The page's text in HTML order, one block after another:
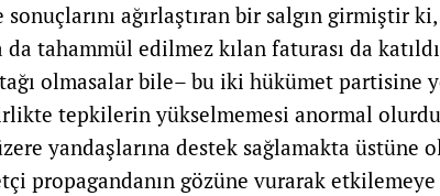
ağırlaştıran bir salgın girmiştir
tahammül edilmez kılan faturası da
olmasalar bile– bu iki hükümet partisine
tepkilerin yükselmemesi anormal
yandaşlarına destek sağlamakta üstüne
propagandanın gözüne vurarak etkilemeye